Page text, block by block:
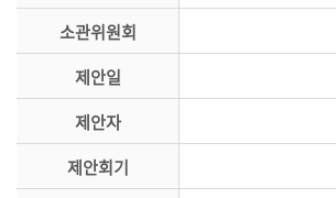
여
소
당
소관위원회
제안일
제안자
제안회기